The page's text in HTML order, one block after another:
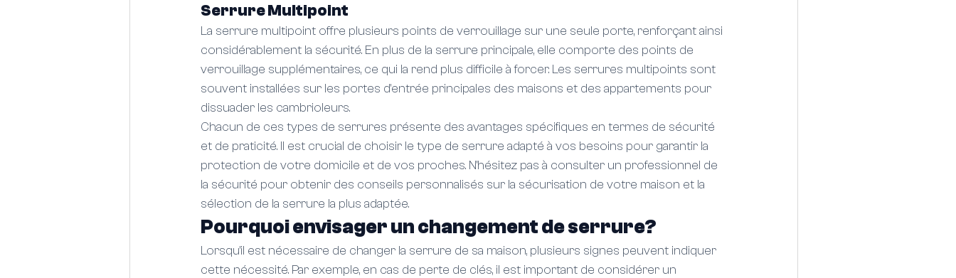
Serrure Multipoint
La serrure multipoint offre plusieurs points de verrouillage sur une seule porte, renforçant ainsi
considérablement la sécurité. En plus de la serrure principale, elle comporte des points de
verrouillage supplémentaires, ce qui la rend plus difficile à forcer. Les serrures multipoints sont
souvent installées sur les portes d'entrée principales des maisons et des appartements pour
dissuader les cambrioleurs.
Chacun de ces types de serrures présente des avantages spécifiques en termes de sécurité
et de praticité. Il est crucial de choisir le type de serrure adapté à vos besoins pour garantir la
protection de votre domicile et de vos proches. N'hésitez pas à consulter un professionnel de
la sécurité pour obtenir des conseils personnalisés sur la sécurisation de votre maison et la
sélection de la serrure la plus adaptée.
Pourquoi envisager un changement de serrure?
Lorsqu'il est nécessaire de changer la serrure de sa maison, plusieurs signes peuvent indiquer
cette nécessité. Par exemple, en cas de perte de clés, il est important de considérer un